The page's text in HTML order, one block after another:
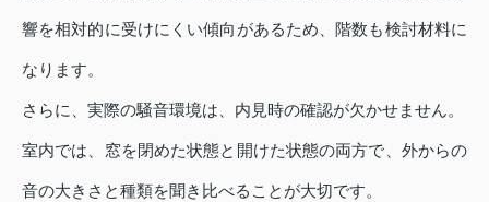
響を相対的に受けにくい傾向があるため、階数も検討材料に
なります。
さらに、実際の騒音環境は、内見時の確認が欠かせません。
室内では、窓を閉めた状態と開けた状態の両方で、外からの
音の大きさと種類を聞き比べることが大切です。